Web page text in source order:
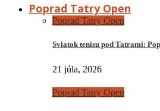
Poprad Tatry Open
Poprad Tatry Open
Sviatok tenisu pod Tatrami:
21 júla, 2026
Poprad Tatry Open